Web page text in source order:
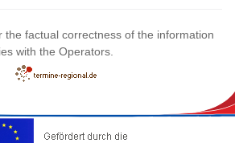
the factual correctness of the information
with the Operators.